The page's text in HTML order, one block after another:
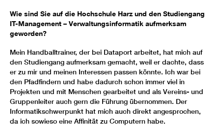
Wie sind Sie auf die Hochschule Harz und den Studiengang
IT-Management – Verwaltungsinformatik aufmerksam
geworden?
Mein Handballtrainer, der bei Dataport arbeitet, hat mich auf
den Studiengang aufmerksam gemacht, weil er dachte, dass
er zu mir und meinen Interessen passen könnte. Ich war bei
den Pfadfindern und habe dadurch schon immer viel in
Projekten und mit Menschen gearbeitet und als Vereins- und
Gruppenleiter auch gern die Führung übernommen. Der
Informatikschwerpunkt hat mich auch direkt angesprochen,
da ich sowieso eine Affinität zu Computern habe.